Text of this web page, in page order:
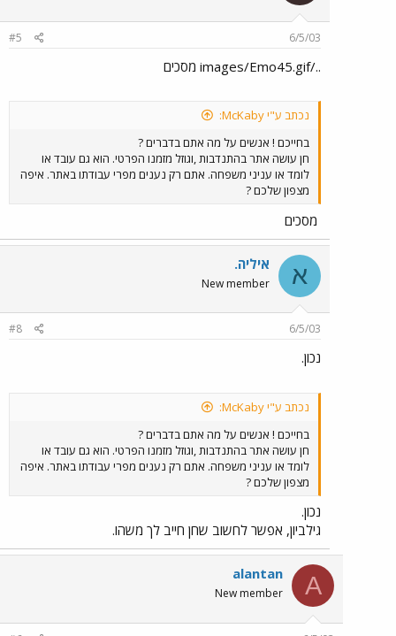
6/5/03
#5
../images/Emo45.gif מסכים
נכתב ע"י McKaby:
בחייכם ! אנשים על מה אתם בדברים ?
חן עושה אתר בהתנדבות ,וגוזל מזמנו הפרטי. הוא גם עובד או
לומד או עניני משפחה. אתם רק נענים מפרי עבודתו באתר. איפה
מצפון שלכם ?
מסכים
א איליה.
New member
6/5/03
#8
נכון.
נכתב ע"י McKaby:
בחייכם ! אנשים על מה אתם בדברים ?
חן עושה אתר בהתנדבות ,וגוזל מזמנו הפרטי. הוא גם עובד או
לומד או עניני משפחה. אתם רק נענים מפרי עבודתו באתר. איפה
מצפון שלכם ?
נכון.
גילביון, אפשר לחשוב שחן חייב לך משהו.
A
alantan
New member